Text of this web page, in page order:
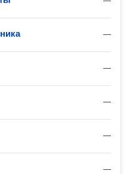
—
—
—
—
—